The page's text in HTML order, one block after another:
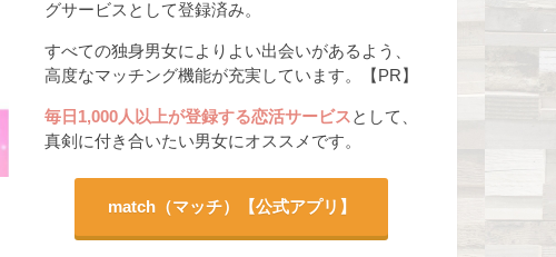
グサービスとして登録済み。
すべての独身男女によりよい出会いがあるよう、
高度なマッチング機能が充実しています。【PR】
毎日1,000人以上が登録する恋活サービス として、
真剣に付き合いたい男女にオススメです。
match（マッチ）【公式アプリ】